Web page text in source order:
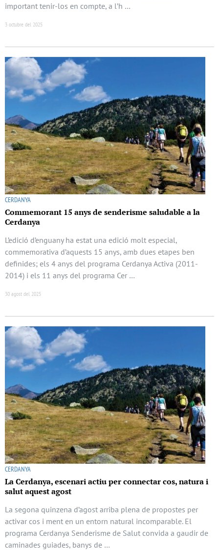
important tenir-los en compte, a l’h …
3 octubre del 2025
CERDANYA
Commemorant 15 anys de senderisme saludable a la
Cerdanya
L’edició d’enguany ha estat una edició molt especial,
commemorativa d’aquests 15 anys, amb dues etapes ben
definides; els 4 anys del programa Cerdanya Activa (2011-
2014) i els 11 anys del programa Cer …
30 agost del 2025
CERDANYA
La Cerdanya, escenari actiu per connectar cos, natura i
salut aquest agost
La segona quinzena d’agost arriba plena de propostes per
activar cos i ment en un entorn natural incomparable. El
programa Cerdanya Senderisme de Salut convida a gaudir de
caminades guiades, banys de …